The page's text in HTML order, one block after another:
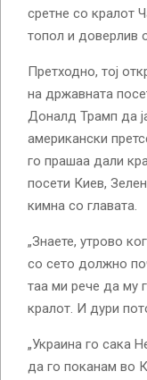
сретне со кралот
топол и доверлив
Претходно, тој
на државната
Доналд Трамп да
американски
го прашаа дали
посети Киев,
кимна со главата.
„Знаете, утрово
со сето должно
таа ми рече да му
кралот. И дури
„Украина го сака
да го поканам во